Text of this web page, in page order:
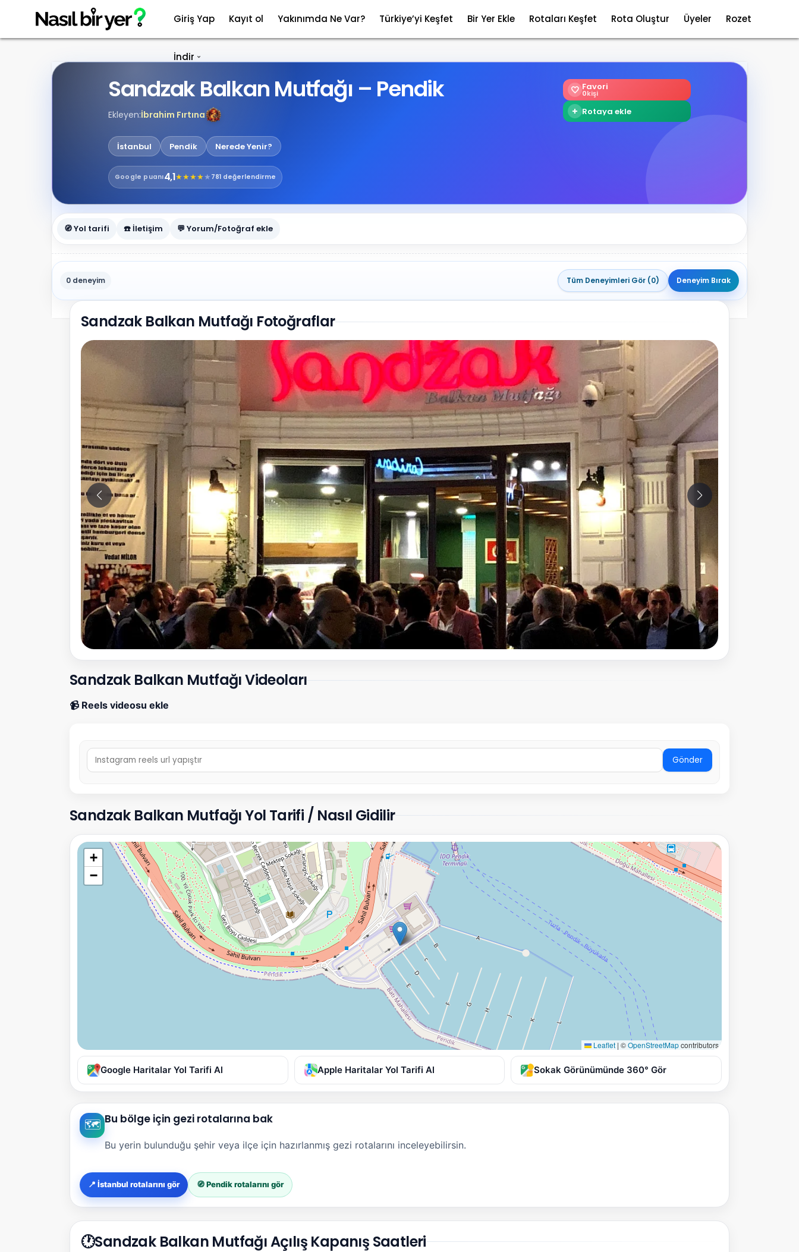
Giriş Yap Kayıt ol Yakınımda Ne Var? Türkiye’yi Keşfet Bir Yer Ekle Rotaları Keşfet Rota Oluştur Üyeler Rozet
İndir
Sandzak Balkan Mutfağı – Pendik
Ekleyen:İbrahim Fırtına
İstanbul Pendik Nerede Yenir?
Google puanı4,1★★★★★ 781 değerlendirme
🤍 Favori
0kişi
+ Rotaya ekle
🧭 Yol tarifi ☎️ İletişim 💬 Yorum/Fotoğraf ekle
0 deneyim Tüm Deneyimleri Gör (0) Deneyim Bırak
Sandzak Balkan Mutfağı Fotoğraflar
Fotoğraf
Sandzak Balkan Mutfağı Videoları
📹 Reels videosu ekle
Gönder
Sandzak Balkan Mutfağı Yol Tarifi / Nasıl Gidilir
+
−
Leaflet | ©OpenStreetMapcontributors
Google Haritalar Yol Tarifi Al Apple Haritalar Yol Tarifi Al Sokak Görünümünde 360° Gör
🗺️ Bu bölge için gezi rotalarına bak
Bu yerin bulunduğu şehir veya ilçe için hazırlanmış gezi rotalarını inceleyebilirsin.
📍 İstanbul rotalarını gör 🧭 Pendik rotalarını gör
🕐Sandzak Balkan Mutfağı Açılış Kapanış Saatleri